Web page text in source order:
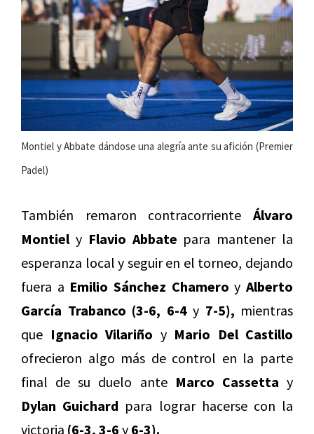
Montiel y Abbate dándose una alegría ante su afición (Premier
Padel)
También remaron contracorriente Álvaro
Montiel y Flavio Abbate para mantener la
esperanza local y seguir en el torneo, dejando
fuera a Emilio Sánchez Chamero yAlberto
García Trabanco (3-6, 6-4y 7-5), mientras
que Ignacio Vilariño y Mario Del Castillo
ofrecieron algo más de control en la parte
final de su duelo ante Marco Cassetta y
Dylan Guichard para lograr hacerse con la
victoria (6-3, 3-6 y 6-3).